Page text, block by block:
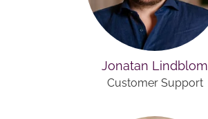
Jonatan Lindblom
Customer Support